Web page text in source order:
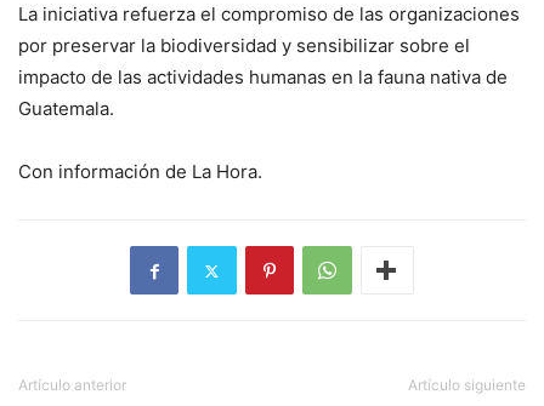
La iniciativa refuerza el compromiso de las organizaciones
por preservar la biodiversidad y sensibilizar sobre el
impacto de las actividades humanas en la fauna nativa de
Guatemala.
Con información de La Hora.
Artículo anterior Artículo siguiente